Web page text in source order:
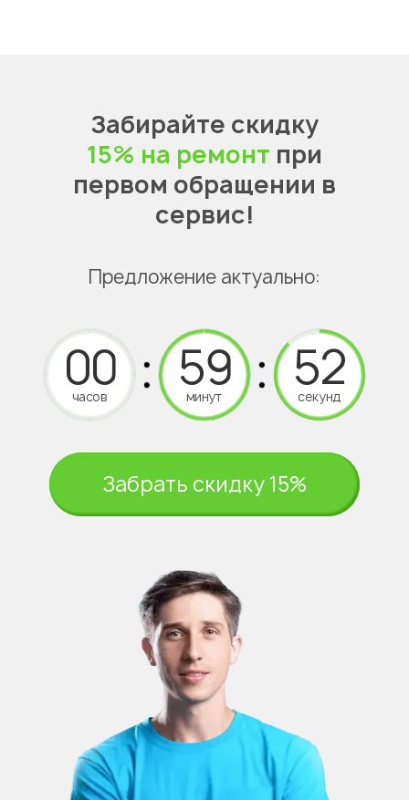
Забирайте скидку
15% на ремонт при
первом обращении в
сервис!
Предложение актуально:
часов минут секунд
Забрать скидку 15%